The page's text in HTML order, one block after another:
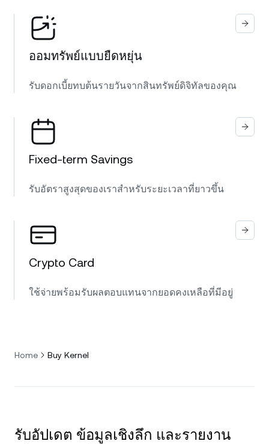
ออมทรัพย์แบบยืดหยุ่น
รับดอกเบี้ยทบต้นรายวันจากสินทรัพย์ดิจิทัลของคุณ
Fixed-term Savings
รับอัตราสูงสุดของเราสำหรับระยะเวลาที่ยาวขึ้น
Crypto Card
ใช้จ่ายพร้อมรับผลตอบแทนจากยอดคงเหลือที่มีอยู่
Home Buy Kernel
รับอัปเดต ข้อมูลเชิงลึก และรายงาน